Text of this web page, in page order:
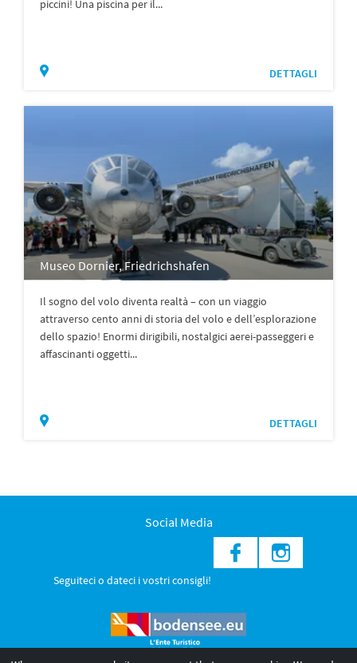
piccini! Una piscina per il...
DETTAGLI
Museo Dornier, Friedrichshafen
Il sogno del volo diventa realtà – con un viaggio
attraverso cento anni di storia del volo e dell’esplorazione
dello spazio! Enormi dirigibili, nostalgici aerei-passeggeri e
affascinanti oggetti...
DETTAGLI
Social Media
Seguiteci o dateci i vostri consigli!